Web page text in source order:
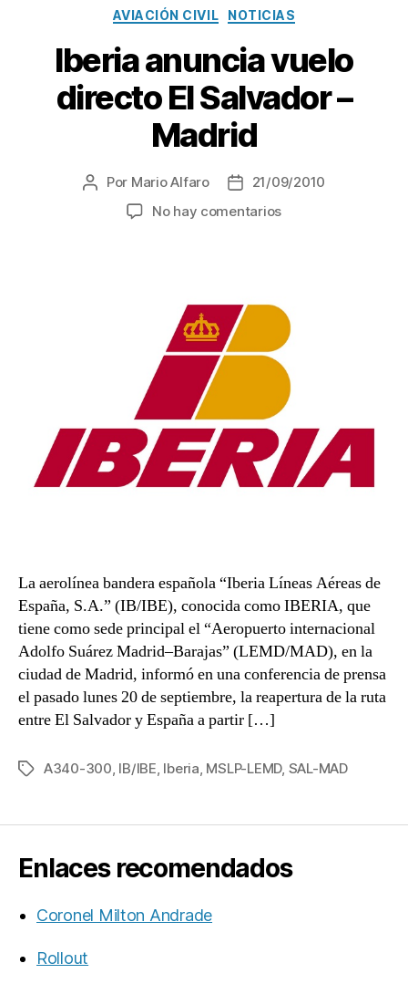
Categorías
AVIACIÓN CIVIL NOTICIAS
Iberia anuncia vuelo
directo El Salvador –
Madrid
Autor
Por Mario Alfaro
Fecha
de
21/09/2010
No hay comentariosen
El
Salvador
–
Madrid
La aerolínea bandera española “Iberia Líneas Aéreas de
España, S.A.” (IB/IBE), conocida como IBERIA, que
tiene como sede principal el “Aeropuerto internacional
Adolfo Suárez Madrid–Barajas” (LEMD/MAD), en la
ciudad de Madrid, informó en una conferencia de prensa
el pasado lunes 20 de septiembre, la reapertura de la ruta
entre El Salvador y España a partir […]
Etiquetas
A340-300, IB/IBE, Iberia, MSLP-LEMD, SAL-MAD
Enlaces recomendados
Coronel Milton Andrade
Rollout